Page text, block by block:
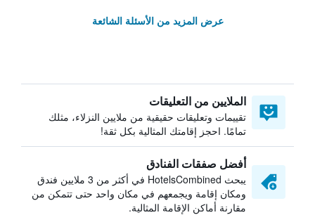
عرض المزيد من الأسئلة الشائعة
الملايين من التعليقات
تقييمات وتعليقات حقيقية من ملايين النزلاء، مثلك
تمامًا. احجز إقامتك المثالية بكل ثقة!
أفضل صفقات الفنادق
يبحث HotelsCombined في أكثر من 3 ملايين فندق
ومكان إقامة ويجمعهم في مكان واحد حتى تتمكن من
مقارنة أماكن الإقامة المثالية.